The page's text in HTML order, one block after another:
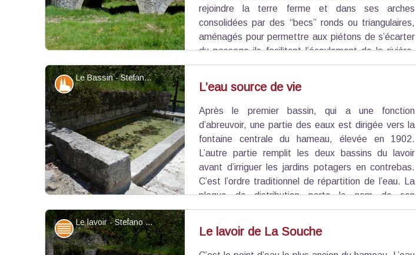
Voir l'image en plein écran
rejoindre la terre ferme et dans ses arches
consolidées par des “becs” ronds ou triangulaires,
aménagés pour permettre aux piétons de s’écarter
du passage ils facilitent l’écoulement de la rivière.
Un tel ouvrage s’explique parce qu’autrefois la route très fréquentée (Toulon-
Entrevaux) passait dans le hameau et pour faire face aux crues de l’Artuby.
Le Bassin - Stefano Blanc - PNR Verdon
Patrimoine et histoire L’eau source de vie
Après le premier bassin, qui a une fonction
d’abreuvoir, une partie des eaux est dirigée vers la
fontaine centrale du hameau, élevée en 1902.
L’autre partie remplit les deux bassins du lavoir
avant d’irriguer les jardins potagers en contrebas.
C’est l’ordre traditionnel de répartition de l’eau. La
plaque de distribution porte le nom de son
commanditaire et la date de son installation mais la présence de l’eau ici est
certainement plus ancienne et a dû contribuer au maintien des habitants à La Souche.
Le lavoir - Stefano Blanc - PNR Verdon
Eaux et rivières Le lavoir de La Souche